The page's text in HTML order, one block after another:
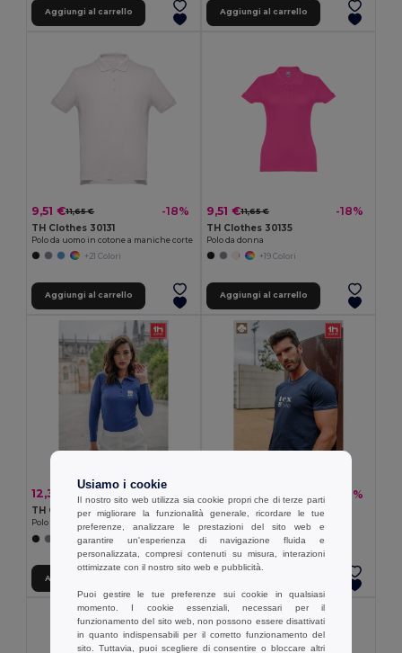
Aggiungi al carrello Aggiungi al carrello
9,51 €11,65 € -18%
TH Clothes 30131
Polo da uomo in cotone a maniche corte
+21 Colori
Aggiungi al carrello
9,51 €11,65 € -18%
TH Clothes 30135
Polo da donna
+19 Colori
Aggiungi al carrello
12,35 € -32%
TH Clothes 30145
Polo a manica lunga da donna
+5 Colori
Aggiungi al carrello
5,99 € -22%
TH Clothes 30277
t-shirt 100% cotone
+2 Colori
Usiamo i cookie
Il nostro sito web utilizza sia cookie propri che di terze parti
per migliorare la funzionalità generale, ricordare le tue
preferenze, analizzare le prestazioni del sito web e
garantire un'esperienza di navigazione fluida e
personalizzata, compresi contenuti su misura, interazioni
ottimizzate con il nostro sito web e pubblicità.
Puoi gestire le tue preferenze sui cookie in qualsiasi
momento. I cookie essenziali, necessari per il
funzionamento del sito web, non possono essere disattivati
in quanto indispensabili per il corretto funzionamento del
sito. Tuttavia, puoi scegliere di consentire o bloccare altri